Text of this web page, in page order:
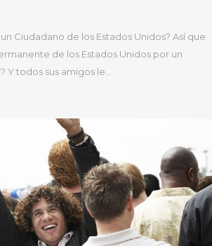
Ciudadano de los Estados Unidos? Así que
de los Estados Unidos por un
todos sus amigos le...